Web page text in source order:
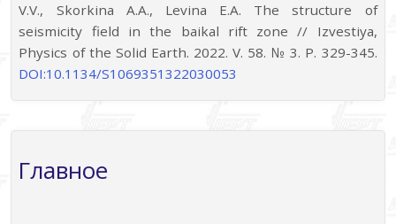
V.V., Skorkina A.A., Levina E.A. The structure of
seismicity field in the baikal rift zone // Izvestiya,
Physics of the Solid Earth. 2022. V. 58. № 3. P. 329-345.
DOI:10.1134/S1069351322030053
Главное